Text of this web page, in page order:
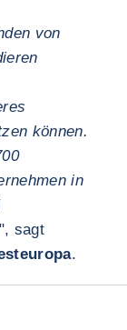
von
können.
in
", sagt
.